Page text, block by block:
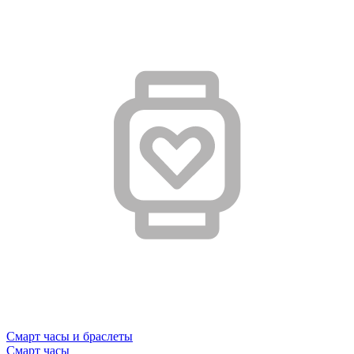
Смарт часы и браслеты
Смарт часы